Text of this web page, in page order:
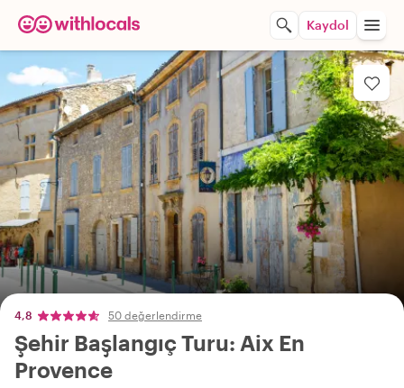
Kaydol
4,8 50 değerlendirme
Şehir Başlangıç Turu: Aix En
Provence